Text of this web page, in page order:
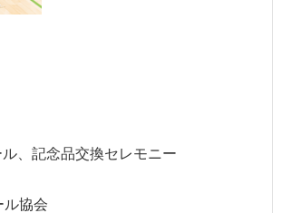
、記念品交換セレモニー
ル協会